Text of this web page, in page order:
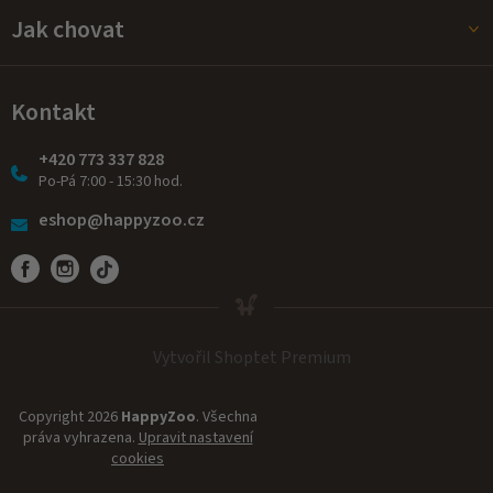
Jak chovat
Kontakt
+420 773 337 828
Po-Pá 7:00 - 15:30 hod.
eshop@happyzoo.cz
Vytvořil Shoptet Premium
Copyright 2026 HappyZoo. Všechna
práva vyhrazena. Upravit nastavení
cookies